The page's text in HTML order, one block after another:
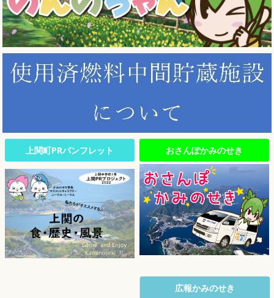
上関町PRパンフレット おさんぽかみのせき
広報かみのせき